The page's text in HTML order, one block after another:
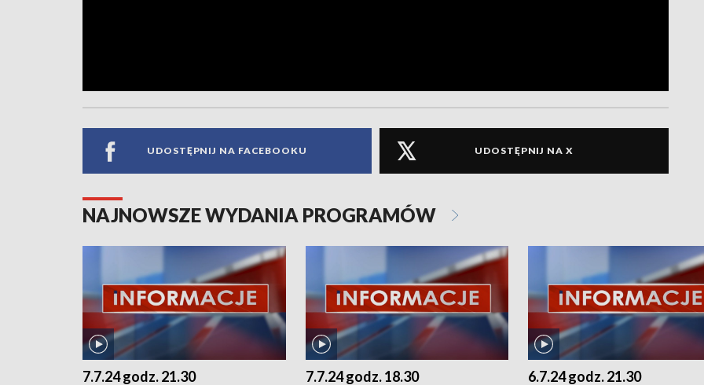
UDOSTĘPNIJ NA FACEBOOKU UDOSTĘPNIJ NA X
NAJNOWSZE WYDANIA PROGRAMÓW
7.7.24 godz. 21.30 7.7.24 godz. 18.30 6.7.24 godz. 21.30